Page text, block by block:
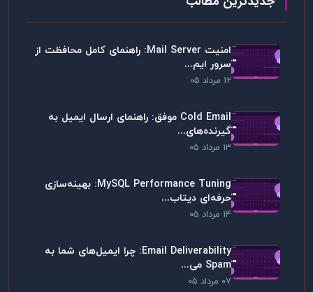
امنیت Mail Server: راهنمای کامل محافظت از
سرور ایم...
12 مرداد 05
Cold Email موفق: راهنمای ارسال ایمیل به
گیرنده‌های...
13 مرداد 05
MySQL Performance Tuning: بهینه‌سازی
حرفه‌ای دیتاب...
14 مرداد 05
Email Deliverability: چرا ایمیل‌های شما به
Spam می...
07 مرداد 05